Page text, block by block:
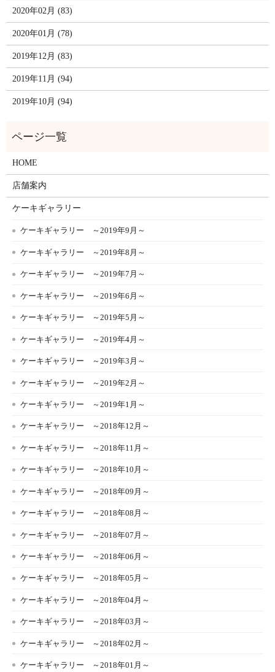
2020年02月 (83)
2020年01月 (78)
2019年12月 (83)
2019年11月 (94)
2019年10月 (94)
HOME
店舗案内
ケーキギャラリー
ケーキギャラリー ～2019年9月～
ケーキギャラリー ～2019年8月～
ケーキギャラリー ～2019年7月～
ケーキギャラリー ～2019年6月～
ケーキギャラリー ～2019年5月～
ケーキギャラリー ～2019年4月～
ケーキギャラリー ～2019年3月～
ケーキギャラリー ～2019年2月～
ケーキギャラリー ～2019年1月～
ケーキギャラリー ～2018年12月～
ケーキギャラリー ～2018年11月～
ケーキギャラリー ～2018年10月～
ケーキギャラリー ～2018年09月～
ケーキギャラリー ～2018年08月～
ケーキギャラリー ～2018年07月～
ケーキギャラリー ～2018年06月～
ケーキギャラリー ～2018年05月～
ケーキギャラリー ～2018年04月～
ケーキギャラリー ～2018年03月～
ケーキギャラリー ～2018年02月～
ケーキギャラリー ～2018年01月～